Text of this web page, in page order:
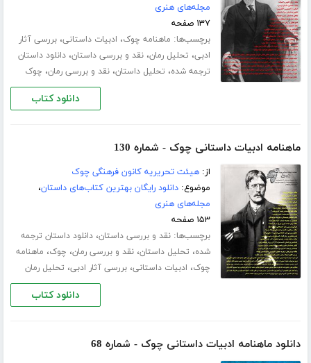
مجله‌های هنری
۱۳۷ صفحه
برچسب‌ها: ماهنامه چوک، ادبیات داستانی،بررسی آثار
ادبی، تحلیل رمان،نقد و بررسی داستان،دانلود داستان
ترجمه شده، تحلیل داستان،نقد و بررسی رمان، چوک
دانلود کتاب
ماهنامه ادبیات داستانی چوک - شماره 130
از:هیئت تحریریه کانون فرهنگی چوک
موضوع:دانلود رایگان بهترین کتاب‌های داستان،
مجله‌های هنری
۱۵۳ صفحه
برچسب‌ها:نقد و بررسی داستان،دانلود داستان ترجمه
شده، تحلیل داستان،نقد و بررسی رمان، چوک، ماهنامه
چوک، ادبیات داستانی،بررسی آثار ادبی، تحلیل رمان
دانلود کتاب
دانلود ماهنامه ادبیات داستانی چوک - شماره 68